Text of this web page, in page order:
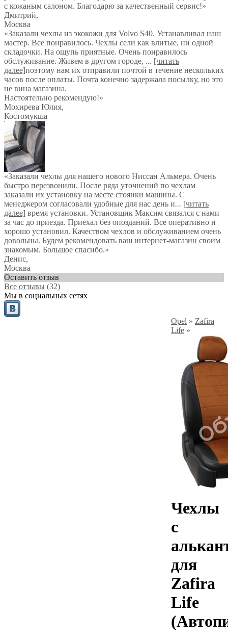
с кожаным салоном. Благодарю за качественный сервис!»
Дмитрий,
Москва
«Заказали чехлы из экокожи для Volvo S40. Устанавливал наш
мастер. Все понравилось. Чехлы сели как влитые, ни одной
складочки. На ощупь приятные. Очень понравилось
обслуживание. Живем в другом городе, ... [читать
далее]поэтому нам их отправили почтой в течение нескольких
часов после оплаты. Почта конечно задержала посылку, но это
не вина магазина.
Настоятельно рекомендую!»
Мохирева Юлия,
Костомукша
«Заказали чехлы для нашего нового Ниссан Альмера. Очень
быстро перезвонили. После ряда уточнений по чехлам
заказали их установку на месте стоянки машины. С
менеджером согласовали удобные для нас день и... [читать
далее] время установки. Установщик Максим связался с нами
за час до приезда. Приехал без опозданий. Все оперативно и
хорошо установил. Качеством чехлов и обслуживанием очень
довольны. Будем рекомендовать ваш интернет-магазин своим
знакомым. Большое спасибо.»
Денис,
Москва
Оставить отзыв
Все отзывы (32)
Мы в социальных сетях
Opel » Zafira
Life »
Чехлы
с
для
Zafira
Life